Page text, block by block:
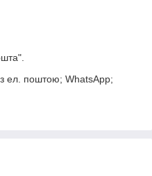
ел. поштою; WhatsApp;